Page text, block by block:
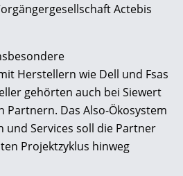
Actebis
Herstellern wie Dell und Fsas
gehörten auch bei Siewert
Partnern. Das Also-Ökosystem
Services soll die Partner
Projektzyklus hinweg